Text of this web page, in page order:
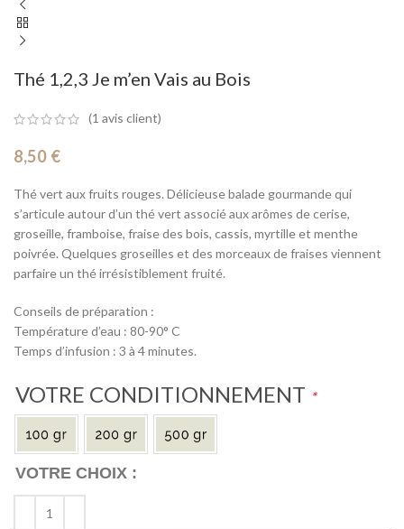
Thé 1,2,3 Je m’en Vais au Bois
(1 avis client)
8,50 €
Thé vert aux fruits rouges. Délicieuse balade gourmande qui
s’articule autour d’un thé vert associé aux arômes de cerise,
groseille, framboise, fraise des bois, cassis, myrtille et menthe
poivrée. Quelques groseilles et des morceaux de fraises viennent
parfaire un thé irrésistiblement fruité.
Conseils de préparation :
Température d’eau : 80-90° C
Temps d’infusion : 3 à 4 minutes.
VOTRE CONDITIONNEMENT *